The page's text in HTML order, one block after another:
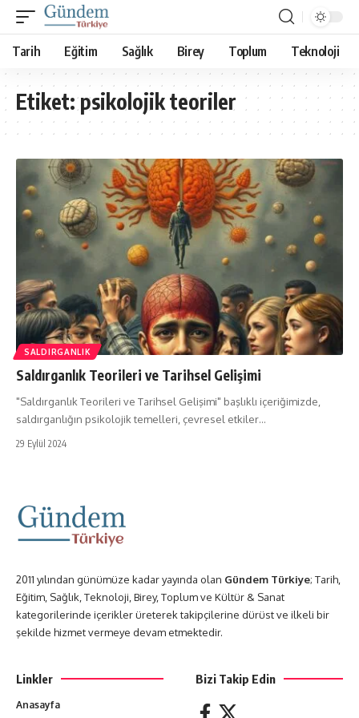
Tarih Eğitim Sağlık Birey Toplum Teknoloji
Etiket:psikolojik teoriler
SALDIRGANLIK
Saldırganlık Teorileri ve Tarihsel Gelişimi
"Saldırganlık Teorileri ve Tarihsel Gelişimi" başlıklı içeriğimizde,
saldırganlığın psikolojik temelleri, çevresel etkiler…
29 Eylül 2024
2011 yılından günümüze kadar yayında olan Gündem Türkiye; Tarih,
Eğitim, Sağlık, Teknoloji, Birey, Toplum ve Kültür & Sanat
kategorilerinde içerikler üreterek takipçilerine dürüst ve ilkeli bir
şekilde hizmet vermeye devam etmektedir.
Linkler
Anasayfa
Bizi Takip Edin